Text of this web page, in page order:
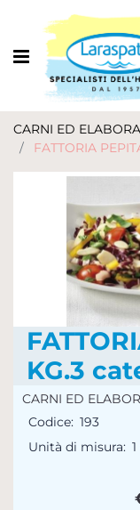
Open menu
CARNI ED
FATTORIA
KG.3
CARNI ED
Codice: 193
Unità di misura: